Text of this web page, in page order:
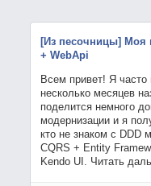
[Из песочницы] Моя
+ WebApi
Всем привет! Я часто
несколько месяцев
поделится немного
модернизации и я
кто не знаком с DDD
CQRS + Entity
Kendo UI. Читать